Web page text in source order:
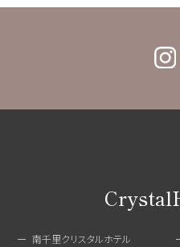
南千里クリスタルホテル